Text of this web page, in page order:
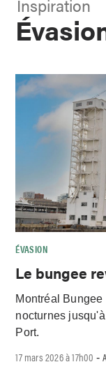
Inspiration
ÉVASION
Le bungee
Montréal
nocturnes
Port.
17 mars 2026 à 17h00 -